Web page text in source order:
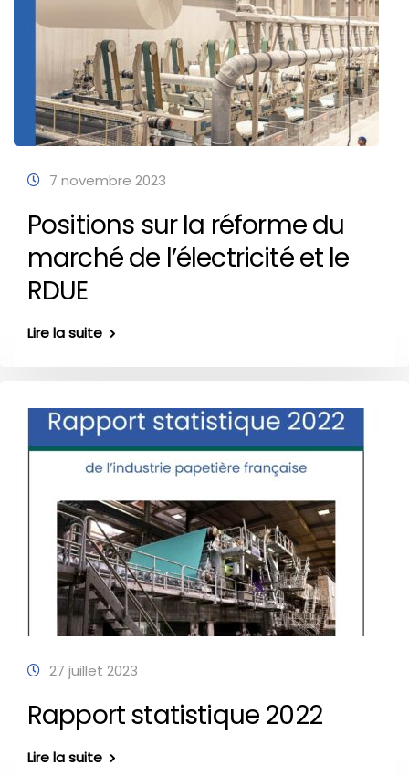
7 novembre 2023
Positions sur la réforme du
marché de l’électricité et le
RDUE
Lire la suite
27 juillet 2023
Rapport statistique 2022
Lire la suite